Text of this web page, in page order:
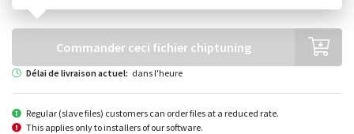
Choisissez votre génération
Commander ceci fichier chiptuning
Délai de livraison actuel: dans l'heure
Regular (slave files) customers can order files at a reduced rate.
This applies only to installers of our software.